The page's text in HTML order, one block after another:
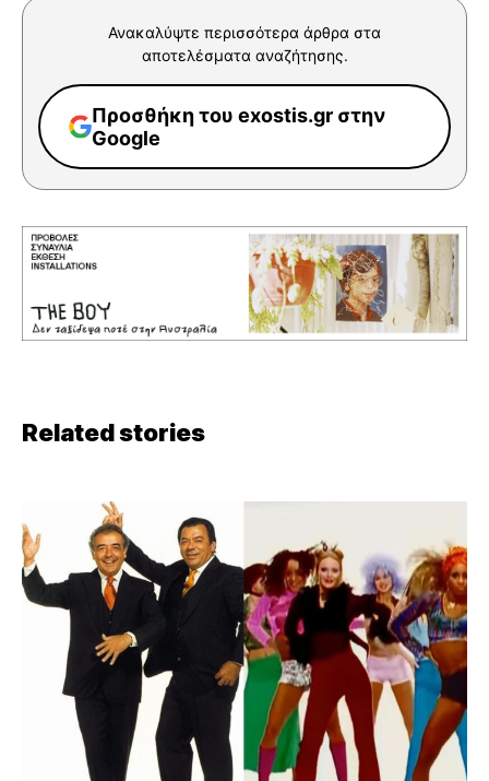
Ανακαλύψτε περισσότερα άρθρα στα
αποτελέσματα αναζήτησης.
Προσθήκη του exostis.gr στην
Google
Related stories